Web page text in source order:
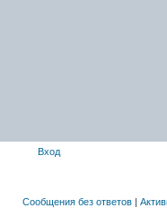
Вход
Сообщения без ответов |